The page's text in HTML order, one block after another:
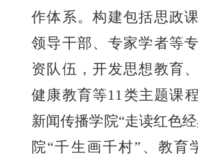
作体系。构建包括思政
领导干部、专家学者等
资队伍，开发思想教育
健康教育等11类主题课
新闻传播学院“走读红色
院“千生画千村”、教育